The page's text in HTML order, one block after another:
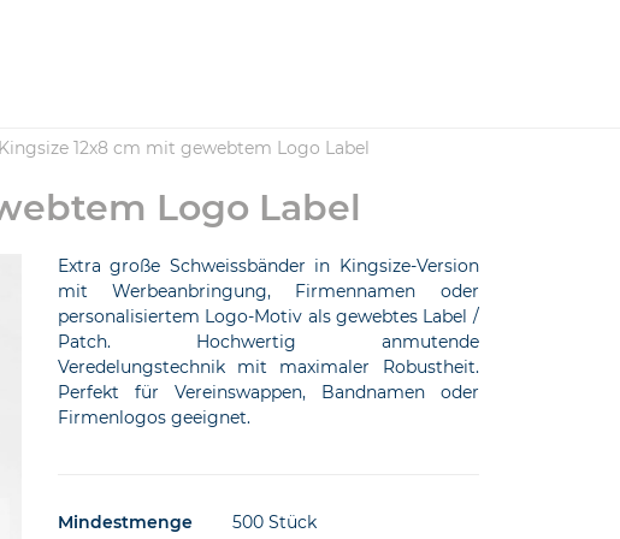
12x8 cm mit gewebtem Logo Label
Logo Label
Extra große Schweissbänder in Kingsize-Version
mit Werbeanbringung, Firmennamen oder
personalisiertem Logo-Motiv als gewebtes Label /
Patch. Hochwertig anmutende
Veredelungstechnik mit maximaler Robustheit.
Perfekt für Vereinswappen, Bandnamen oder
Firmenlogos geeignet.
Mindestmenge
500 Stück